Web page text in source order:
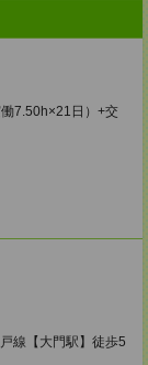
7.50h×21日）+交
線【大門駅】徒歩5